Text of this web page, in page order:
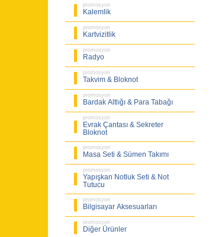
promosyon
Kalemlik
promosyon
Kartvizitlik
promosyon
Radyo
promosyon
Takvim & Bloknot
promosyon
Bardak Altlığı & Para Tabağı
promosyon
Evrak Çantası & Sekreter
Bloknot
promosyon
Masa Seti & Sümen Takımı
promosyon
Yapışkan Notluk Seti & Not
Tutucu
promosyon
Bilgisayar Aksesuarları
promosyon
Diğer Ürünler